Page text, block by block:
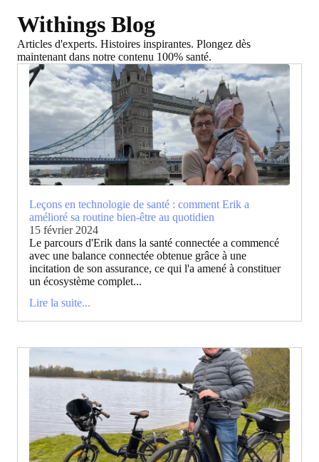
Withings Blog
Articles d'experts. Histoires inspirantes. Plongez dès
maintenant dans notre contenu 100% santé.
Leçons en technologie de santé : comment Erik a
amélioré sa routine bien-être au quotidien
15 février 2024
Le parcours d'Erik dans la santé connectée a commencé
avec une balance connectée obtenue grâce à une
incitation de son assurance, ce qui l'a amené à constituer
un écosystème complet...
Lire la suite...